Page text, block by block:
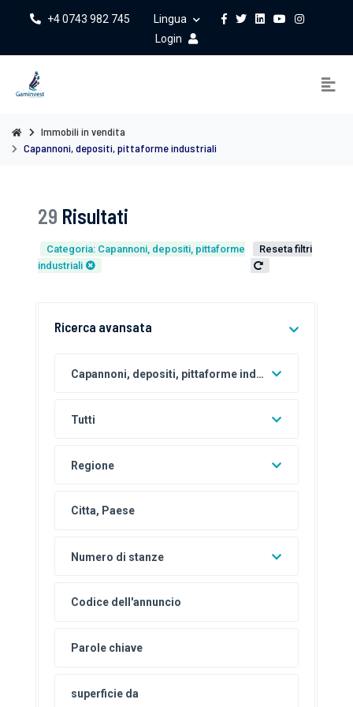
+4 0743 982 745
Lingua
Login
Immobili in vendita
Capannoni, depositi, pittaforme industriali
29 Risultati
Categoria: Capannoni, depositi, pittaforme
industriali
Reseta filtri
Ricerca avansata
Capannoni, depositi, pittaforme industriali
Tutti
Regione
Numero di stanze